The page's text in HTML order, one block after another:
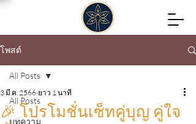
โพสต์
All Posts
บทความ
All Posts
🎉 โปรโมชั่นเซ็ทคู่บุญ คู่ใจ
3 มี.ค. 2566 ยาว 1 นาที